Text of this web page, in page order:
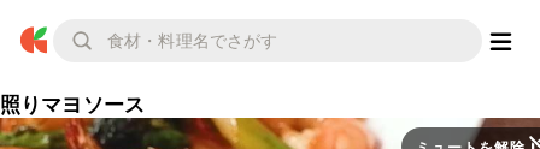
照りマヨソース